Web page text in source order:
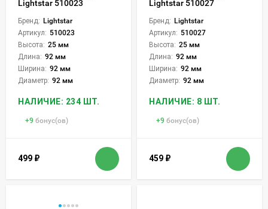
Lightstar 510023
Бренд: Lightstar
Артикул: 510023
Высота: 25 мм
Длина: 92 мм
Ширина: 92 мм
Диаметр: 92 мм
НАЛИЧИЕ: 234 ШТ.
+9 бонус(ов)
499 ₽
Lightstar 510027
Бренд: Lightstar
Артикул: 510027
Высота: 25 мм
Длина: 92 мм
Ширина: 92 мм
Диаметр: 92 мм
НАЛИЧИЕ: 8 ШТ.
+9 бонус(ов)
459 ₽